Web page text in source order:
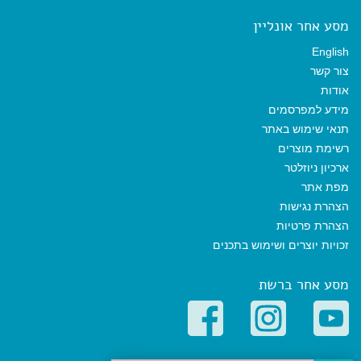
מסע אחר אונליין
English
צור קשר
אודות
מידע למפרסמים
תנאי שימוש באתר
רשימת מוצרים
ארכיון ניוזלטר
מפת אתר
הצהרת נגישות
הצהרת פרטיות
זכויות יוצרים ושימוש בתכנים
מסע אחר ברשת